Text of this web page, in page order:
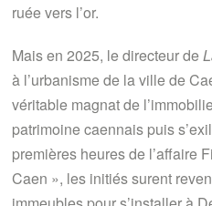
ruée vers l’or.
Mais en 2025, le directeur de
à l’urbanisme de la ville de
véritable magnat de
patrimoine caennais puis
premières heures de l’affaire
Caen », les initiés surent